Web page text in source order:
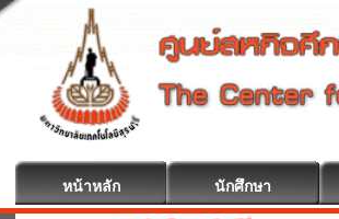
หน้าหลัก นักศึกษา